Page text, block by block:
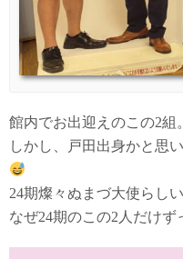
館内でお出迎えのこの2組。
しかし、戸田出身かと思
24期燦々ぬまづ大使らしい
なぜ24期のこの2人だけず